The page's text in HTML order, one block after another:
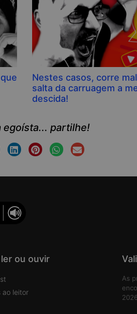
Nestes casos, corre
salta da carruagem a
descida!
egoísta... partilhe!
ler ou ouvir
ao leitor
As